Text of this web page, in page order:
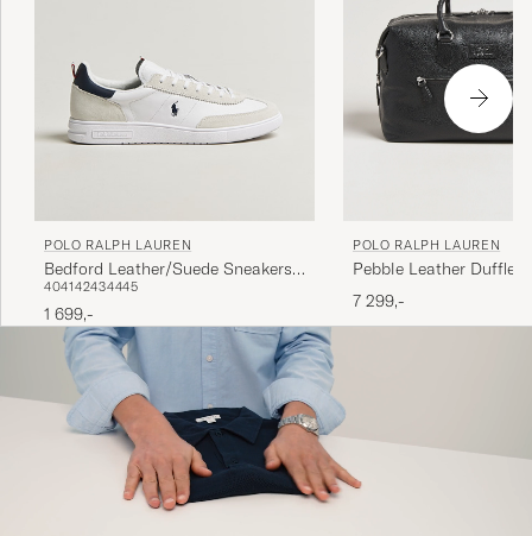
POLO RALPH LAUREN
Bedford Leather/Suede Sneakers
Multi
404142434445
1 699,-
POLO RALPH LAUREN
Pebble Leather Duffle
7 299,-